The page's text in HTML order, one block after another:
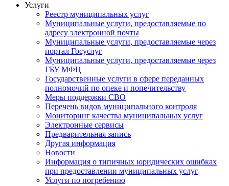
Услуги
Реестр муниципальных услуг
Муниципальные услуги, предоставляемые по
адресу электронной почты
Муниципальные услуги, предоставляемые через
портал Госуслуг
Муниципальные услуги, предоставляемые через
ГБУ МФЦ
Государственные услуги в сфере переданных
полномочий по опеке и попечительству
Меры поддержки СВО
Перечень видов муниципального контроля
Мониторинг качества муниципальных услуг
Электронные сервисы
Предварительная запись
Другая информация
Новости
Информация о типичных юридических ошибках
при предоставлении муниципальных услуг
Услуги по погребению